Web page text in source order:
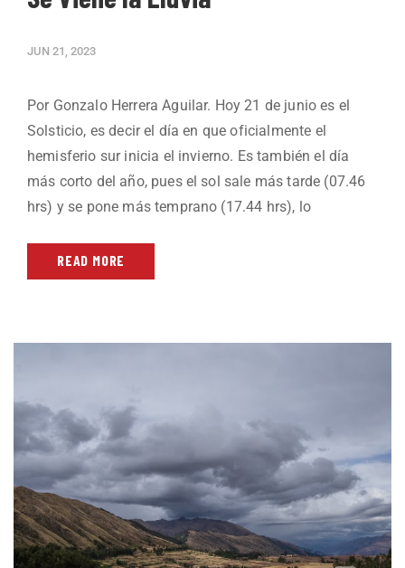
JUN 21, 2023
Por Gonzalo Herrera Aguilar. Hoy 21 de junio es el
Solsticio, es decir el día en que oficialmente el
hemisferio sur inicia el invierno. Es también el día
más corto del año, pues el sol sale más tarde (07.46
hrs) y se pone más temprano (17.44 hrs), lo
READ MORE